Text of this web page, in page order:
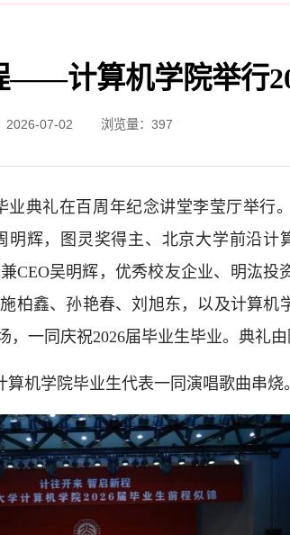
——计算机学院举行
2026-07-02 浏览量： 397
业典礼在百周年纪念讲堂李莹厅举行
辉，图灵奖得主、北京大学前沿计
CEO吴明辉，优秀校友企业、明汯投
柏鑫、孙艳春、刘旭东，以及计算机
一同庆祝2026届毕业生毕业。典礼由
机学院毕业生代表一同演唱歌曲串烧